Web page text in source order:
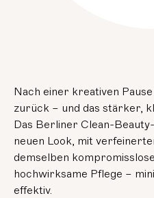
Nach einer kreativen
zurück – und das stärker,
Das Berliner Clean-
neuen Look, mit
demselben
hochwirksame Pflege –
effektiv.